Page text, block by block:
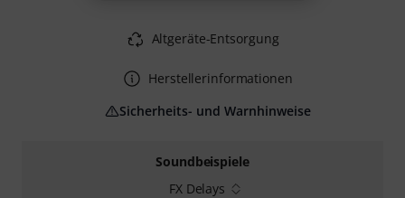
Soundbeispiele
FX Delays
Altgeräte-Entsorgung
Herstellerinformationen
Sicherheits- und Warnhinweise